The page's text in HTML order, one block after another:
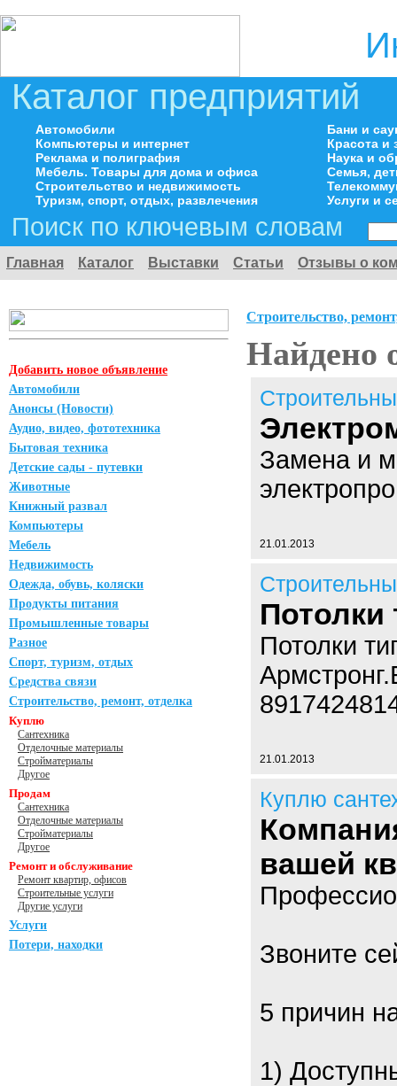
Каталог предприятий
Автомобили
Компьютеры и интернет
Реклама и полиграфия
Мебель. Товары для дома и офиса
Строительство и недвижимость
Туризм, спорт, отдых, развлечения
Бани и
Красота и
Наука и
Семья,
Услуги и
Поиск по ключевым словам
Главная Каталог Выставки Статьи Отзывы о
Добавить новое объявление
Автомобили
Анонсы (Новости)
Аудио, видео, фототехника
Бытовая техника
Детские сады - путевки
Животные
Книжный развал
Компьютеры
Мебель
Недвижимость
Одежда, обувь, коляски
Продукты питания
Промышленные товары
Разное
Спорт, туризм, отдых
Средства связи
Строительство, ремонт, отделка
Куплю
Сантехника
Отделочные материалы
Стройматериалы
Другое
Продам
Сантехника
Отделочные материалы
Стройматериалы
Другое
Ремонт и обслуживание
Ремонт квартир, офисов
Строительные услуги
Другие услуги
Услуги
Потери, находки
Строительство,
Найдено
Замена и
21.01.2013
Потолки
Потолки
21.01.2013
Куплю
вашей
Звоните
5 причин
1)